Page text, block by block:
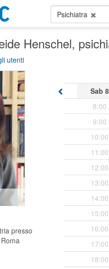
Psichiatra
Henschel,
utenti
presso
Sab 8
8:00
9:00
10:00
11:00
12:00
13:00
14:00
15:00
16:00
17:00
18:00